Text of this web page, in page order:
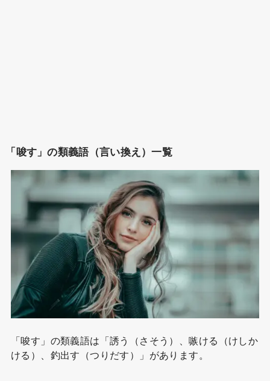
「唆す」の類義語（言い換え）一覧
「唆す」の類義語は「誘う（さそう）、嗾ける（けしか
ける）、釣出す（つりだす）」があります。